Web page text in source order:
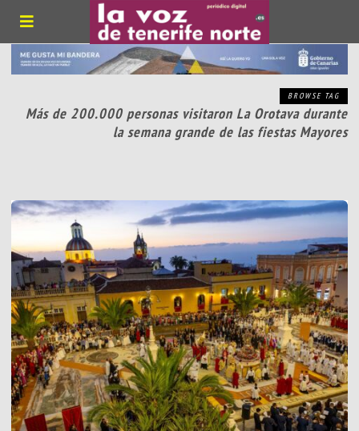
BROWSE TAG
Más de 200.000 personas visitaron La Orotava durante
la semana grande de las fiestas Mayores